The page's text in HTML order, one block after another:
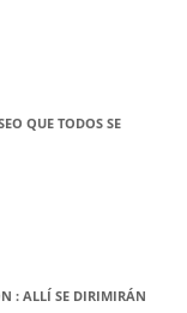
QUE TODOS SE
: ALLÍ SE DIRIMIRÁN